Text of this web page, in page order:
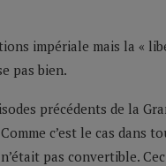
impériale mais la «
pas bien.
précédents de la
c’est le cas dans
pas convertible.